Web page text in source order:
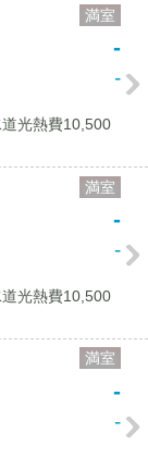
満室
-
-
光熱費10,500
満室
-
-
光熱費10,500
満室
-
-